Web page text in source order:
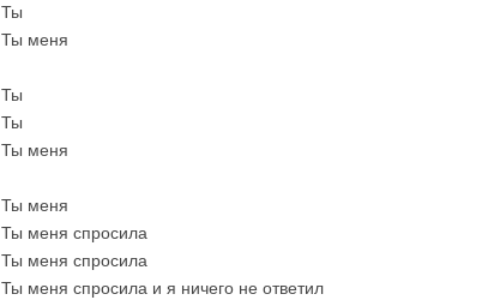
Ты
Ты меня
Ты
Ты
Ты меня
Ты меня
Ты меня спросила
Ты меня спросила
Ты меня спросила и я ничего не ответил